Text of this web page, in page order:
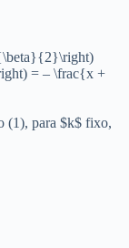
= – \frac{x +
(1), para $k$ fixo,